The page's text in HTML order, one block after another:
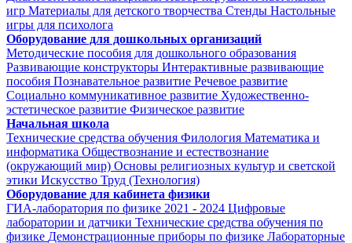
игр Материалы для детского творчества Стенды Настольные
игры для психолога
Оборудование для дошкольных организаций
Методические пособия для дошкольного образования
Развивающие конструкторы Интерактивные развивающие
пособия Познавательное развитие Речевое развитие
Социально коммуникативное развитие Художественно-
эстетическое развитие Физическое развитие
Начальная школа
Технические средства обучения Филология Математика и
информатика Обществознание и естествознание
(окружающий мир) Основы религиозных культур и светской
этики Искусство Труд (Технология)
Оборудование для кабинета физики
ГИА-лаборатория по физике 2021 - 2024 Цифровые
лаборатории и датчики Технические средства обучения по
физике Демонстрационные приборы по физике Лабораторные